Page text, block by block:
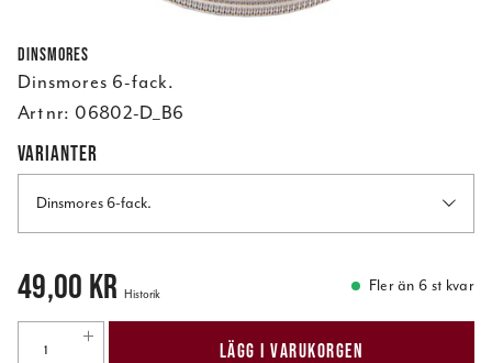
Dinsmores
Dinsmores 6-fack.
Art nr: 06802-D_B6
VARIANTER
Dinsmores 6-fack.
Pris: 49,00 kr
49,00 kr Historik Fler än 6 st kvar
LÄGG I VARUKORGEN